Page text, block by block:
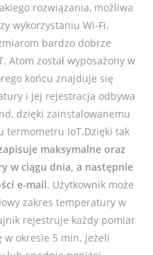
rozwiązania, możliwa
wykorzystaniu Wi-Fi.
bardzo dobrze
Atom został wyposażony w
końcu znajduje się
i jej rejestracja odbywa
dzięki zainstalowanemu
termometru IoT.Dzięki tak
maksymalne oraz
w ciągu dnia, a następnie
e-mail. Użytkownik może
zakres temperatury w
rejestruje każdy pomiar
okresie 5 min. Jeżeli